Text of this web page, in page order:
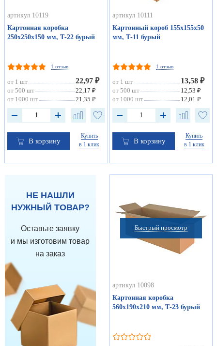
артикул 10119
Картонная коробка
250х250х150 мм, Т-22 бурый
1 отзыв
от 1 шт 22,97 ₽
от 500 шт
22,17 ₽
от 1000 шт
21,35 ₽
В корзину
Купить
в 1 клик
артикул 10111
Картонный короб 155х155х50
мм, Т-11 бурый
1 отзыв
от 1 шт 13,58 ₽
от 500 шт
12,53 ₽
от 1000 шт
12,01 ₽
В корзину
Купить
в 1 клик
НЕ НАШЛИ
НУЖНЫЙ ТОВАР?
Оставьте заявку
и мы изготовим товар
на заказ
Быстрый просмотр
артикул 10098
Картонная коробка
560х190х210 мм, Т-23 бурый